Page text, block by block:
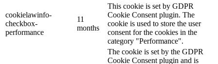
cookielawinfo-
checkbox-
performance
11
months
This cookie is set by GDPR
Cookie Consent plugin. The
cookie is used to store the user
consent for the cookies in the
category "Performance".
The cookie is set by the GDPR
Cookie Consent plugin and is